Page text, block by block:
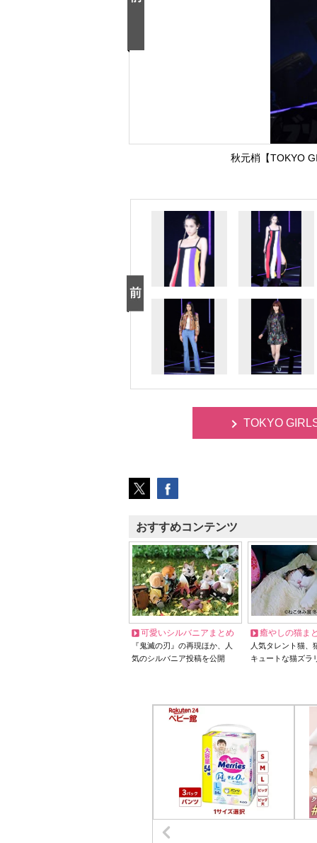
秋元梢【TOKYO
TOKYO
おすすめコンテンツ
可愛いシルバニアまとめ
『鬼滅の刃』の再現ほか、人
気のシルバニア投稿を公開
癒やしの猫ま
人気タレント猫
キュートな猫ズラ